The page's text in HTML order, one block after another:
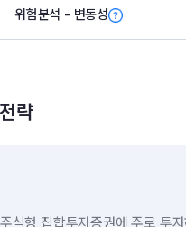
위험분석 - 변동성
략
식형 집합투자증권에 주로 투